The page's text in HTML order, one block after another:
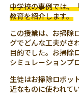
中学校の事例では、
教育を紹介します。
この授業は、お掃除
グでどんな工夫がさ
目的でした。お掃除
シミュレーションプ
生徒はお掃除ロボッ
近なものに使われて